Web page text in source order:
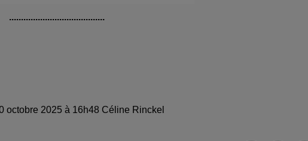
........................................
octobre 2025 à 16h48 Céline Rinckel